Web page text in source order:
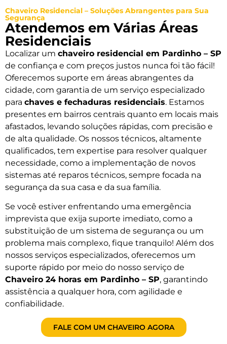
Chaveiro Residencial – Soluções Abrangentes para Sua
Segurança
Atendemos em Várias Áreas
Residenciais
Localizar um chaveiro residencial em Pardinho – SP
de confiança e com preços justos nunca foi tão fácil!
Oferecemos suporte em áreas abrangentes da
cidade, com garantia de um serviço especializado
para chaves e fechaduras residenciais. Estamos
presentes em bairros centrais quanto em locais mais
afastados, levando soluções rápidas, com precisão e
de alta qualidade. Os nossos técnicos, altamente
qualificados, tem expertise para resolver qualquer
necessidade, como a implementação de novos
sistemas até reparos técnicos, sempre focada na
segurança da sua casa e da sua família.
Se você estiver enfrentando uma emergência
imprevista que exija suporte imediato, como a
substituição de um sistema de segurança ou um
problema mais complexo, fique tranquilo! Além dos
nossos serviços especializados, oferecemos um
suporte rápido por meio do nosso serviço de
Chaveiro 24 horas em Pardinho – SP, garantindo
assistência a qualquer hora, com agilidade e
confiabilidade.
FALE COM UM CHAVEIRO AGORA